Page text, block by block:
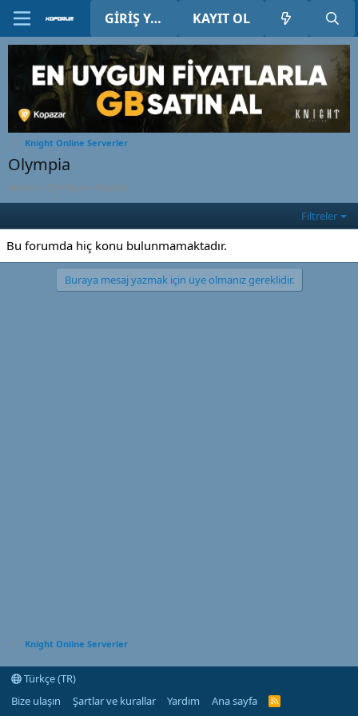
GIRIŞ YAP KAYIT OL
Knight Online Serverler
Olympia
Akara + Olympia + Manes
Filtreler
Bu forumda hiç konu bulunmamaktadır.
Buraya mesaj yazmak için üye olmanız gereklidir.
Knight Online Serverler
Türkçe (TR)
Bize ulaşın
Şartlar ve kurallar Yardım Ana sayfa
R